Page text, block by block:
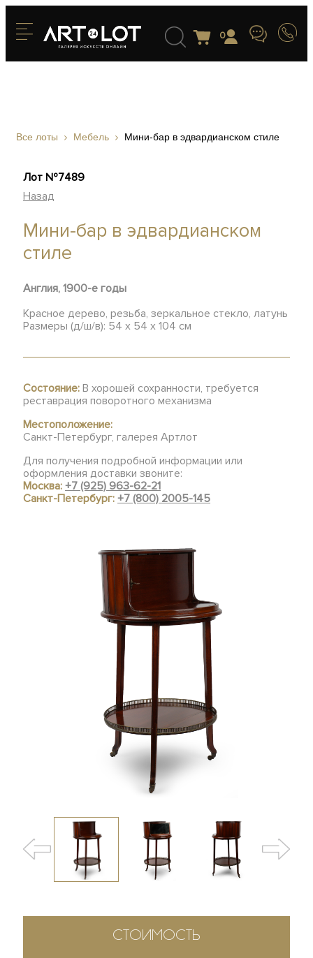
0
Все лоты Мебель Мини-бар в эдвардианском стиле
Лот №7489
Назад
Мини-бар в эдвардианском
стиле
Англия, 1900-е годы
Красное дерево, резьба, зеркальное стекло, латунь
Размеры (д/ш/в): 54 х 54 х 104 см
Состояние: В хорошей сохранности, требуется
реставрация поворотного механизма
Местоположение:
Санкт-Петербург, галерея Артлот
Для получения подробной информации или
оформления доставки звоните:
Москва:+7 (925) 963-62-21
Санкт-Петербург:+7 (800) 2005-145
СТОИМОСТЬ